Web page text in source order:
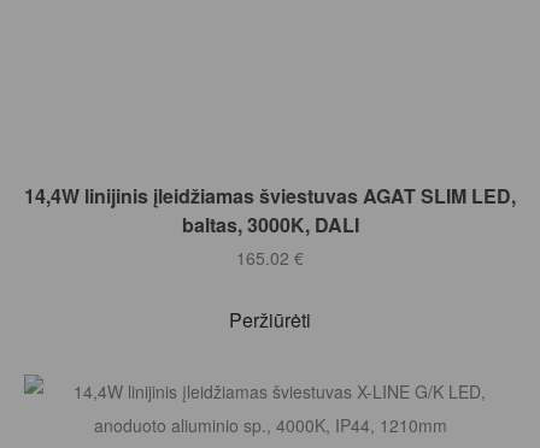
Į KREPŠELĮ
14,4W linijinis įleidžiamas šviestuvas AGAT SLIM LED,
baltas, 3000K, DALI
165.02 €
Peržiūrėti